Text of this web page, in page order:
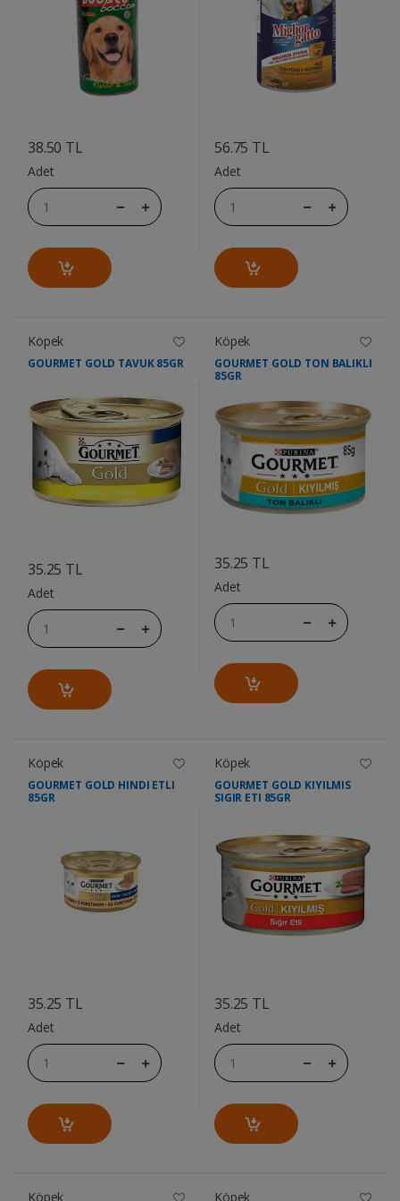
38.50 TL
Adet
56.75 TL
Adet
Köpek
GOURMET GOLD TAVUK 85GR
35.25 TL
Adet
Köpek
GOURMET GOLD TON BALIKLI
85GR
35.25 TL
Adet
Köpek
GOURMET GOLD HINDI ETLI
85GR
35.25 TL
Adet
Köpek
GOURMET GOLD KIYILMIS
SIGIR ETI 85GR
35.25 TL
Adet
Köpek Köpek